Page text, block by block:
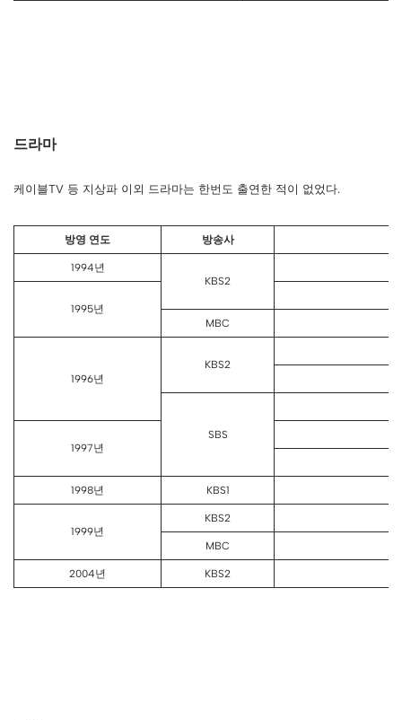
드라마
케이블TV 등 지상파 이외 드라마는 한번도 출연한 적이 없었다.
방영 연도 방송사
1994년
KBS2
1995년
MBC
1996년
KBS2
SBS
1997년
1998년 KBS1
1999년
KBS2
MBC
2004년 KBS2